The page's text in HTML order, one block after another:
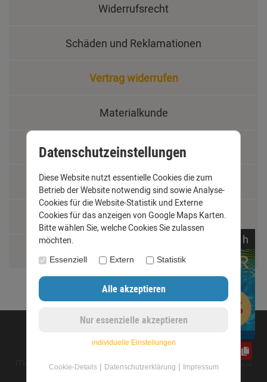
Widerrufsrecht
Schäden und Reklamationen
Vertrag widerrufen
Materialkunde
Fachbegriffe
Jobs
Montage und Installationshilfen
©opyright 2020 - www.dachrinnen-shop.de
h
ified eCommerce Shopsoftware © 2009-2026
Datenschutzeinstellungen
Diese Website nutzt essentielle Cookies die zum
Betrieb der Website notwendig sind sowie Analyse-
Cookies für die Website-Statistik und Externe
Cookies für das anzeigen von Google Maps Karten.
Bitte wählen Sie, welche Cookies Sie zulassen
möchten.
Essenziell Extern Statistik
individuelle Einstellungen
Cookie-Details| Datenschutzerklärung | Impressum